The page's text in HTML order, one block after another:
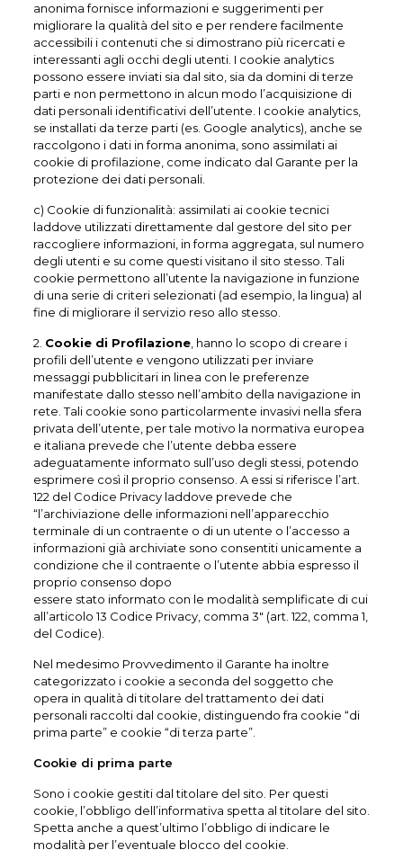
anonima fornisce informazioni e suggerimenti per
migliorare la qualità del sito e per rendere facilmente
accessibili i contenuti che si dimostrano più ricercati e
interessanti agli occhi degli utenti. I cookie analytics
possono essere inviati sia dal sito, sia da domini di terze
parti e non permettono in alcun modo l’acquisizione di
dati personali identificativi dell’utente. I cookie analytics,
se installati da terze parti (es. Google analytics), anche se
raccolgono i dati in forma anonima, sono assimilati ai
cookie di profilazione, come indicato dal Garante per la
protezione dei dati personali.
c) Cookie di funzionalità: assimilati ai cookie tecnici
laddove utilizzati direttamente dal gestore del sito per
raccogliere informazioni, in forma aggregata, sul numero
degli utenti e su come questi visitano il sito stesso. Tali
cookie permettono all’utente la navigazione in funzione
di una serie di criteri selezionati (ad esempio, la lingua) al
fine di migliorare il servizio reso allo stesso.
2. Cookie di Profilazione, hanno lo scopo di creare i
profili dell’utente e vengono utilizzati per inviare
messaggi pubblicitari in linea con le preferenze
manifestate dallo stesso nell’ambito della navigazione in
rete. Tali cookie sono particolarmente invasivi nella sfera
privata dell’utente, per tale motivo la normativa europea
e italiana prevede che l’utente debba essere
adeguatamente informato sull’uso degli stessi, potendo
esprimere così il proprio consenso. A essi si riferisce l’art.
122 del Codice Privacy laddove prevede che
“l’archiviazione delle informazioni nell’apparecchio
terminale di un contraente o di un utente o l’accesso a
informazioni già archiviate sono consentiti unicamente a
condizione che il contraente o l’utente abbia espresso il
proprio consenso dopo
essere stato informato con le modalità semplificate di cui
all’articolo 13 Codice Privacy, comma 3″ (art. 122, comma 1,
del Codice).
Nel medesimo Provvedimento il Garante ha inoltre
categorizzato i cookie a seconda del soggetto che
opera in qualità di titolare del trattamento dei dati
personali raccolti dal cookie, distinguendo fra cookie “di
prima parte” e cookie “di terza parte”.
Cookie di prima parte
Sono i cookie gestiti dal titolare del sito. Per questi
cookie, l’obbligo dell’informativa spetta al titolare del sito.
Spetta anche a quest’ultimo l’obbligo di indicare le
modalità per l’eventuale blocco del cookie.